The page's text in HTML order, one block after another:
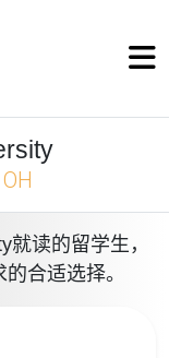
读的留学生，
合适选择。